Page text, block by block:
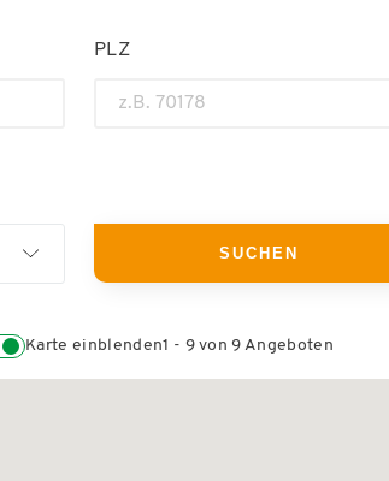
PLZ
Karte einblenden1 - 9 von 9 Angeboten